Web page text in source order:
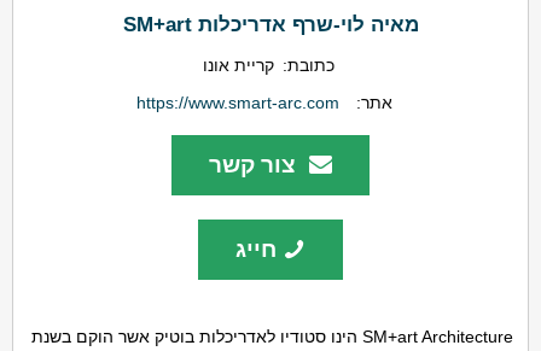
מאיה לוי-שרף אדריכלות SM+art
כתובת: קריית אונו
אתר:
https://www.smart-arc.com
צור קשר
חייג
SM+art Architecture הינו סטודיו לאדריכלות בוטיק אשר הוקם בשנת